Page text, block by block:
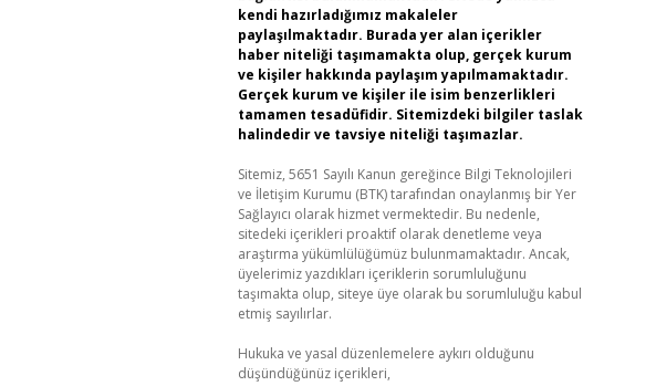
kendi hazırladığımız makaleler
paylaşılmaktadır. Burada yer alan içerikler
haber niteliği taşımamakta olup, gerçek kurum
ve kişiler hakkında paylaşım yapılmamaktadır.
Gerçek kurum ve kişiler ile isim benzerlikleri
tamamen tesadüfidir. Sitemizdeki bilgiler taslak
halindedir ve tavsiye niteliği taşımazlar.
Sitemiz, 5651 Sayılı Kanun gereğince Bilgi Teknolojileri
ve İletişim Kurumu (BTK) tarafından onaylanmış bir Yer
Sağlayıcı olarak hizmet vermektedir. Bu nedenle,
sitedeki içerikleri proaktif olarak denetleme veya
araştırma yükümlülüğümüz bulunmamaktadır. Ancak,
üyelerimiz yazdıkları içeriklerin sorumluluğunu
taşımakta olup, siteye üye olarak bu sorumluluğu kabul
etmiş sayılırlar.
Hukuka ve yasal düzenlemelere aykırı olduğunu
düşündüğünüz içerikleri,